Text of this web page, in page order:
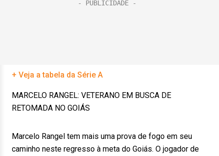
+ Veja a tabela da Série A
MARCELO RANGEL: VETERANO EM BUSCA DE
RETOMADA NO GOIÁS
Marcelo Rangel tem mais uma prova de fogo em seu
caminho neste regresso à meta do Goiás. O jogador de